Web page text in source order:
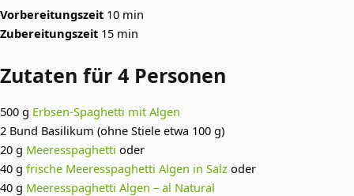
Vorbereitungszeit 10 min
Zubereitungszeit 15 min
Zutaten für 4 Personen
500 g Erbsen-Spaghetti mit Algen
2 Bund Basilikum (ohne Stiele etwa 100 g)
20 g Meeresspaghetti oder
40 g frische Meeresspaghetti Algen in Salz oder
40 g Meeresspaghetti Algen – al Natural